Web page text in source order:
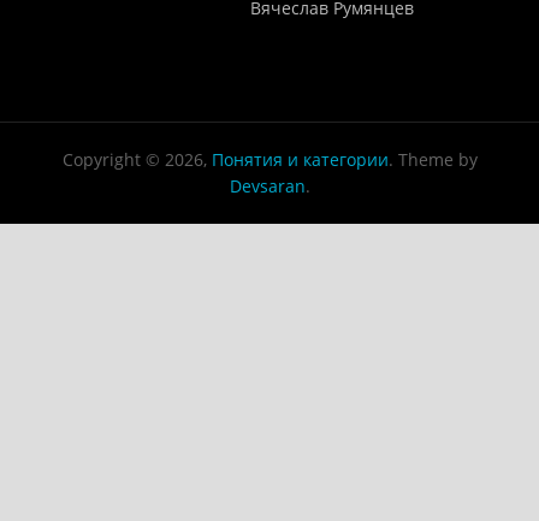
Вячеслав Румянцев
Copyright © 2026, Понятия и категории. Theme by
Devsaran.